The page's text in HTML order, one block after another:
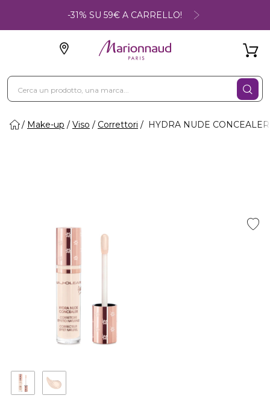
-31% SU 59€ A CARRELLO!
Make-up Viso Correttori HYDRA NUDE